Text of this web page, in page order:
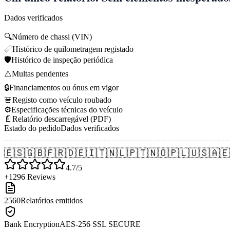
Dados verificados
🔍Número de chassi (VIN)
📏Histórico de quilometragem registado
🛡️Histórico de inspeção periódica
⚠️Multas pendentes
🔒Financiamentos ou ónus em vigor
🚨Registo como veículo roubado
⚙️Especificações técnicas do veículo
📄 Relatório descarregável (PDF)
Estado do pedidoDados verificados
🇪🇸🇬🇧🇫🇷🇩🇪🇮🇹🇳🇱🇵🇹🇳🇴🇵🇱🇺🇸🇦🇪
4.7/5
+1296 Reviews
2560Relatórios emitidos
Bank EncryptionAES-256 SSL SECURE